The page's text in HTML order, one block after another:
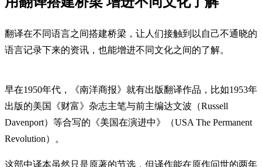
翻译在不同语言之间搭建桥梁，让人们接触到以自己不通晓的
语言记录下来的资讯，也能增进不同文化之间的了解。
早在1950年代，《南洋商报》就有出版翻译作品，比如1953年
出版的美国《财富》杂志主笔与前主编达文波（Russell
Davenport）等合写的《美国在演进中》（USA The Permanent
Revolution）。
这部中译本虽然只是原著的节选，但译作能在原作问世的两年